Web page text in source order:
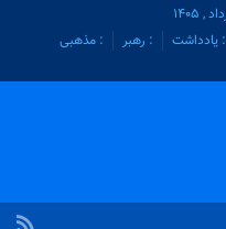
: یادداشت : رهبر
: مذهبی